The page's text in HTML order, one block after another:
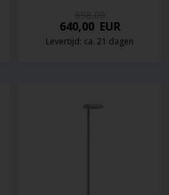
640,00EUR
Levertijd: ca. 21 dagen